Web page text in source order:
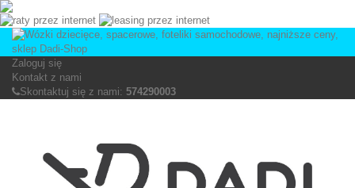
Zaloguj się
Kontakt z nami
Skontaktuj się z nami: 574290003